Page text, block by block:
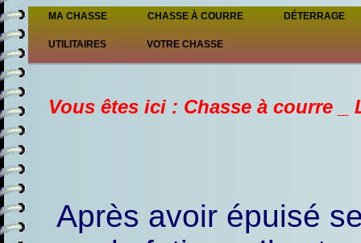
MA CHASSE CHASSE À COURRE DÉTERRAGE
UTILITAIRES VOTRE CHASSE
Vous êtes ici : Chasse à courre _
Après avoir épuisé